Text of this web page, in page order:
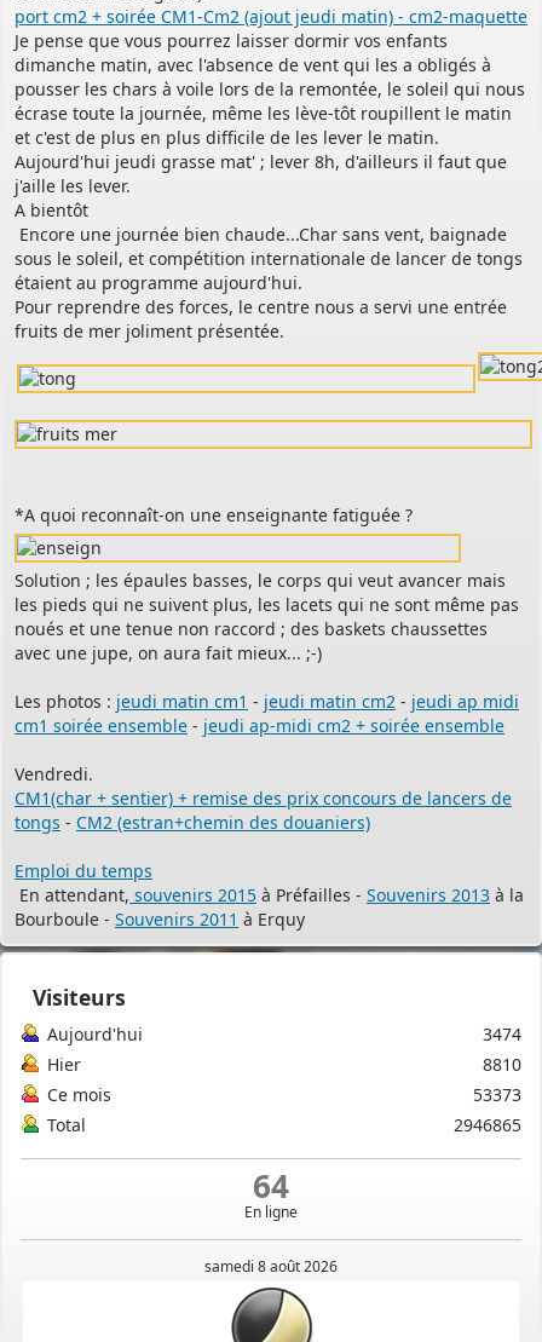
port cm2 + soirée CM1-Cm2 (ajout jeudi matin) - cm2-maquette
Je pense que vous pourrez laisser dormir vos enfants
dimanche matin, avec l'absence de vent qui les a obligés à
pousser les chars à voile lors de la remontée, le soleil qui nous
écrase toute la journée, même les lève-tôt roupillent le matin
et c'est de plus en plus difficile de les lever le matin.
Aujourd'hui jeudi grasse mat' ; lever 8h, d'ailleurs il faut que
j'aille les lever.
A bientôt
Encore une journée bien chaude...Char sans vent, baignade
sous le soleil, et compétition internationale de lancer de tongs
étaient au programme aujourd'hui.
Pour reprendre des forces, le centre nous a servi une entrée
fruits de mer joliment présentée.
*A quoi reconnaît-on une enseignante fatiguée ?
Solution ; les épaules basses, le corps qui veut avancer mais
les pieds qui ne suivent plus, les lacets qui ne sont même pas
noués et une tenue non raccord ; des baskets chaussettes
avec une jupe, on aura fait mieux... ;-)
Les photos : jeudi matin cm1 - jeudi matin cm2 - jeudi ap midi
cm1 soirée ensemble - jeudi ap-midi cm2 + soirée ensemble
Vendredi.
CM1(char + sentier) + remise des prix concours de lancers de
tongs - CM2 (estran+chemin des douaniers)
Emploi du temps
En attendant, souvenirs 2015 à Préfailles - Souvenirs 2013 à la
Bourboule - Souvenirs 2011 à Erquy
Visiteurs
Aujourd'hui
3474
Hier
8810
Ce mois
53373
Total
2946865
64
En ligne
samedi 8 août 2026